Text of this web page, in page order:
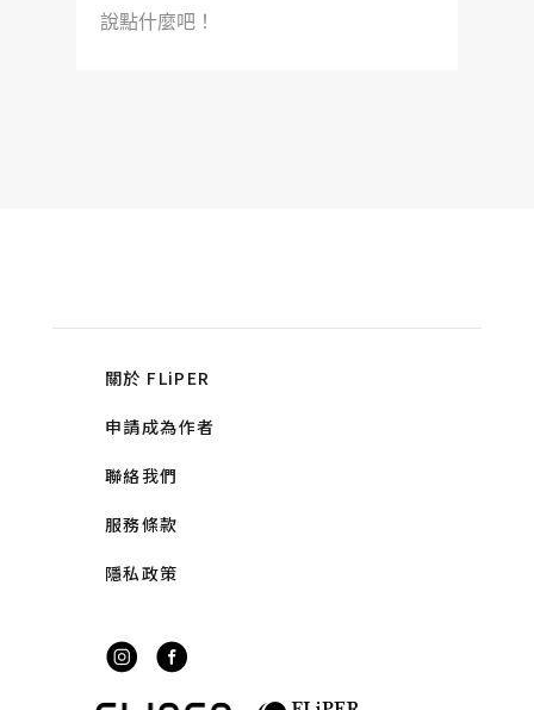
說點什麼吧！
關於 FLiPER
申請成為作者
聯絡我們
服務條款
隱私政策